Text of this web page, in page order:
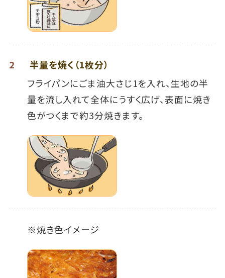
2
半量を焼く（1枚分）
フライパンにごま油大さじ1を入れ、生地の半
量を流し入れて全体にうすく広げ、表面に焼き
色がつくまで約3分焼きます。
※焼き色イメージ